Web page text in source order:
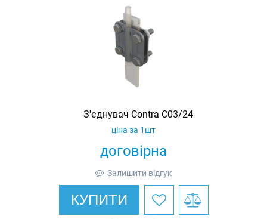
З'єднувач Contra C03/24
договірна
ціна за 1шт
Залишити відгук
КУПИТИ